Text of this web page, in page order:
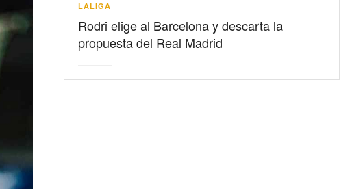
LALIGA
Rodri elige al Barcelona y descarta la
propuesta del Real Madrid